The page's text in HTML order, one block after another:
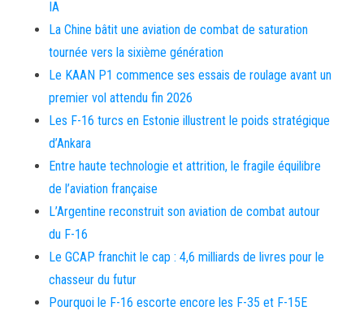
IA
La Chine bâtit une aviation de combat de saturation
tournée vers la sixième génération
Le KAAN P1 commence ses essais de roulage avant un
premier vol attendu fin 2026
Les F-16 turcs en Estonie illustrent le poids stratégique
d’Ankara
Entre haute technologie et attrition, le fragile équilibre
de l’aviation française
L’Argentine reconstruit son aviation de combat autour
du F-16
Le GCAP franchit le cap : 4,6 milliards de livres pour le
chasseur du futur
Pourquoi le F-16 escorte encore les F-35 et F-15E